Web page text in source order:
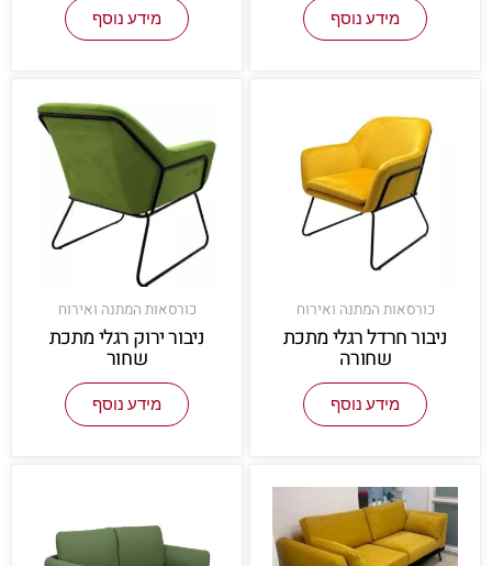
מידע נוסף מידע נוסף
כורסאות המתנה ואירוח
ניבור חרדל רגלי מתכת
שחורה
מידע נוסף
כורסאות המתנה ואירוח
ניבור ירוק רגלי מתכת
שחור
מידע נוסף